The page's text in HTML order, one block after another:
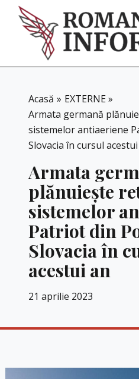
content
Acasă
EXTERNE
Armata germană
sistemelor antiaeriene
Slovacia în cursul
Armata
plănuiește
sistemelor
Patriot din
Slovacia în
acestui an
21 aprilie 2023